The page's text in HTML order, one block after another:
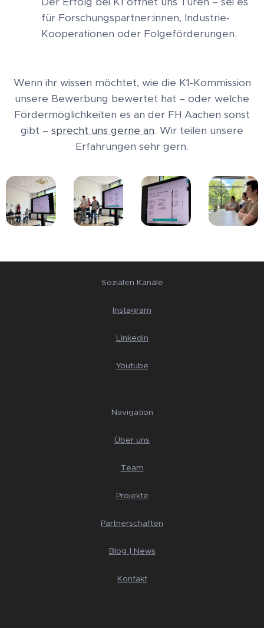
für Forschungspartner:innen, Industrie-
Kooperationen oder Folgeförderungen.
Wenn ihr wissen möchtet, wie die K1-Kommission
unsere Bewerbung bewertet hat – oder welche
Fördermöglichkeiten es an der FH Aachen sonst
gibt – sprecht uns gerne an. Wir teilen unsere
Erfahrungen sehr gern.
Sozialen Kanäle
Instagram
Linkedin
Youtube
Navigation
Über uns
Team
Projekte
Partnerschaften
Blog | News
Kontakt